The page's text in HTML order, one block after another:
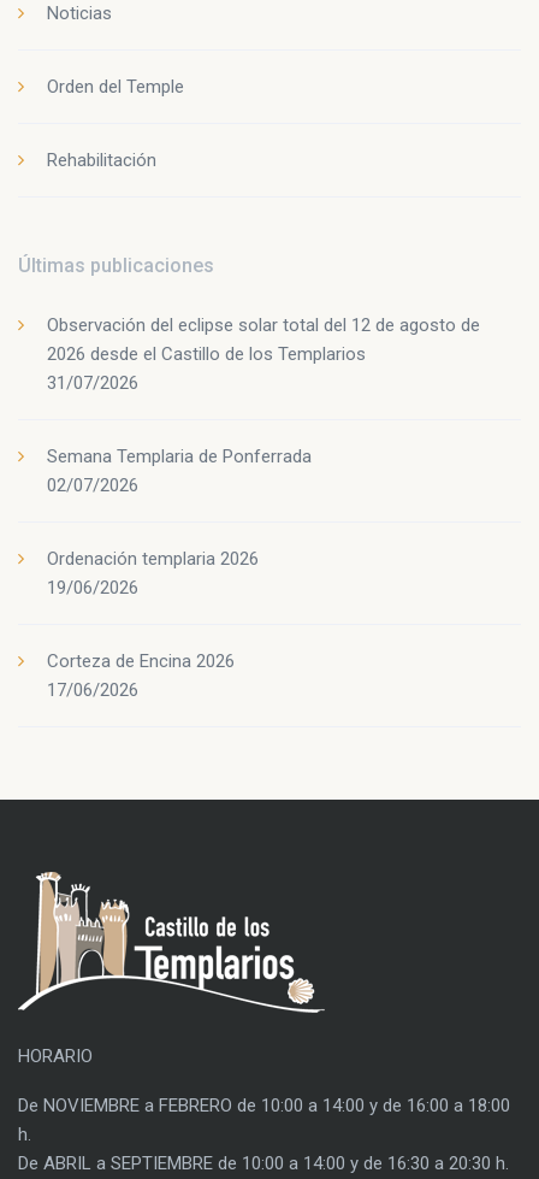
Noticias
Orden del Temple
Rehabilitación
Últimas publicaciones
Observación del eclipse solar total del 12 de agosto de
2026 desde el Castillo de los Templarios
31/07/2026
Semana Templaria de Ponferrada
02/07/2026
Ordenación templaria 2026
19/06/2026
Corteza de Encina 2026
17/06/2026
HORARIO
De NOVIEMBRE a FEBRERO de 10:00 a 14:00 y de 16:00 a 18:00
h.
De ABRIL a SEPTIEMBRE de 10:00 a 14:00 y de 16:30 a 20:30 h.